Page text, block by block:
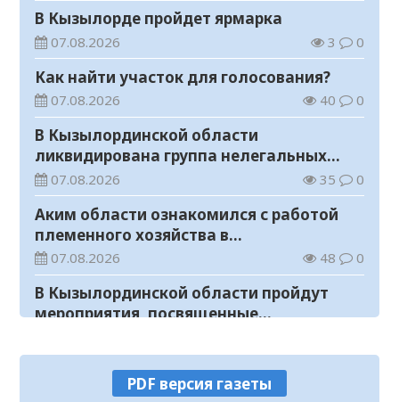
В Кызылорде пройдет ярмарка
07.08.2026 3 0
Как найти участок для голосования?
07.08.2026 40 0
В Кызылординской области
ликвидирована группа нелегальных
добытчиков золота
07.08.2026 35 0
Аким области ознакомился с работой
племенного хозяйства в
Жанакорганском районе
07.08.2026 48 0
В Кызылординской области пройдут
мероприятия, посвященные
В Жанакорганском районе открылась
птицефабрикаPDF версия газеты